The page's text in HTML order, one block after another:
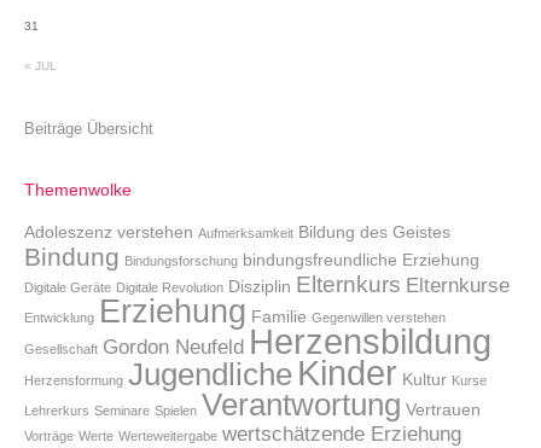
« JUL
31
Beiträge Übersicht
Themenwolke
Adoleszenz verstehen Aufmerksamkeit Bildung des Geistes
Bindung Bindungsforschung bindungsfreundliche Erziehung
Digitale Geräte Digitale Revolution Disziplin Elternkurs Elternkurse
Entwicklung Erziehung Familie Gegenwillen verstehen
Gesellschaft Gordon Neufeld Herzensbildung
Herzensformung Jugendliche Kinder Kultur Kurse
Lehrerkurs Seminare Spielen Verantwortung Vertrauen
Vorträge Werte Werteweitergabe wertschätzende Erziehung